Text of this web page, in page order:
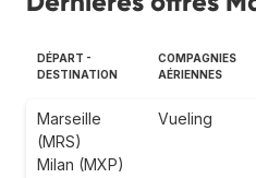
DÉPART -
DESTINATION
COMPAGNIES
AÉRIENNES
Marseille
(MRS)
Milan (MXP)
Vueling